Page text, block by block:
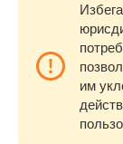
им